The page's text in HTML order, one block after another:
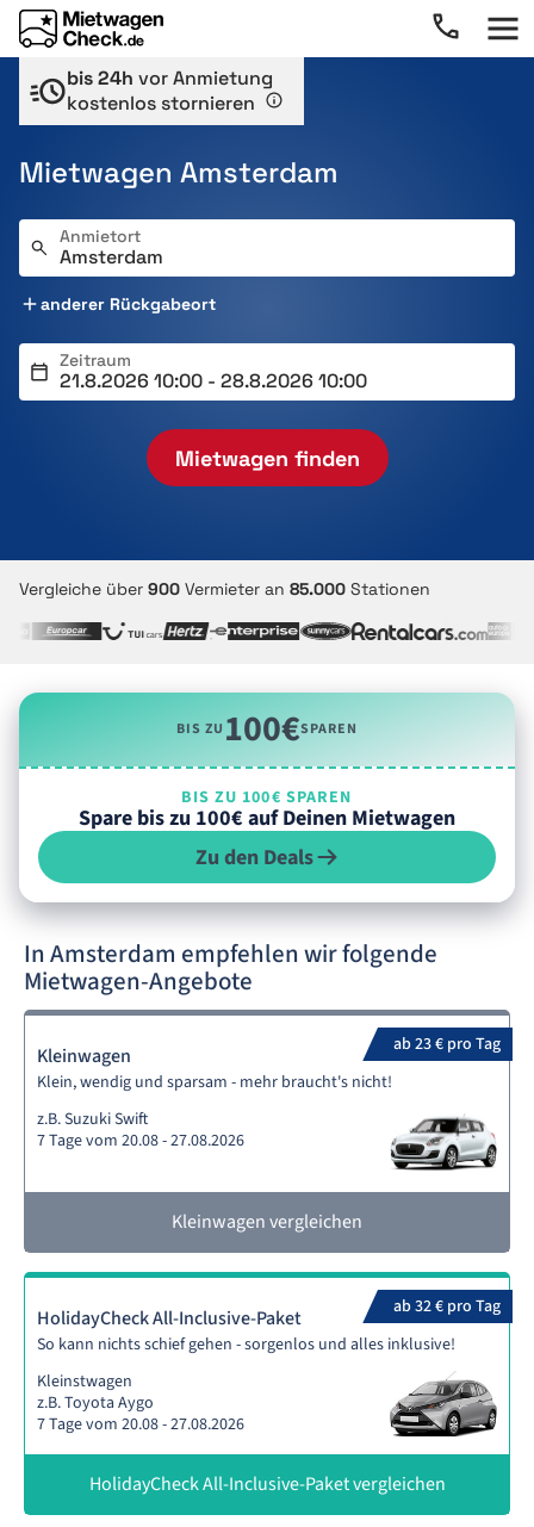
bis 24h vor Anmietung
kostenlos stornieren
Mietwagen Amsterdam
Anmietort
anderer Rückgabeort
Zeitraum
Mietwagen finden
Vergleiche über 900 Vermieter an 85.000 Stationen
BIS ZU100€SPAREN
BIS ZU 100€ SPAREN
Spare bis zu 100€ auf Deinen Mietwagen
Zu den Deals
In Amsterdam empfehlen wir folgende
Mietwagen-Angebote
ab 23 € pro Tag
Kleinwagen
Klein, wendig und sparsam - mehr braucht's nicht!
z.B. Suzuki Swift
7 Tage vom 20.08 - 27.08.2026
Kleinwagen vergleichen
ab 32 € pro Tag
HolidayCheck All-Inclusive-Paket
So kann nichts schief gehen - sorgenlos und alles inklusive!
Kleinstwagen
z.B. Toyota Aygo
7 Tage vom 20.08 - 27.08.2026
HolidayCheck All-Inclusive-Paket vergleichen